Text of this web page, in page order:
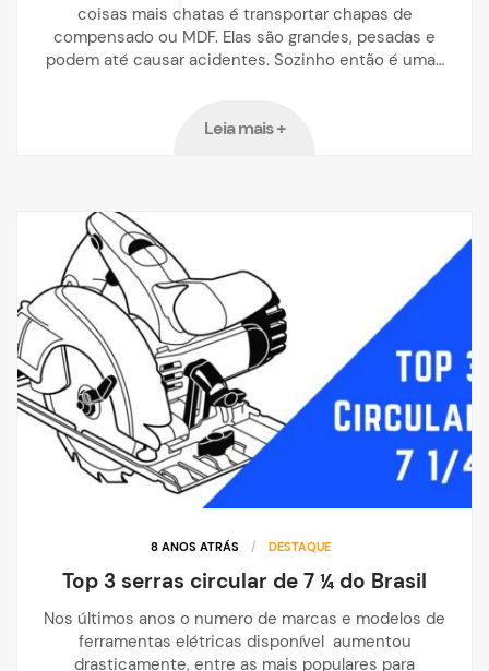
coisas mais chatas é transportar chapas de
compensado ou MDF. Elas são grandes, pesadas e
podem até causar acidentes. Sozinho então é uma…
Leia mais +
8 ANOS ATRÁS / DESTAQUE
Top 3 serras circular de 7 ¼ do Brasil
Nos últimos anos o numero de marcas e modelos de
ferramentas elétricas disponível aumentou
drasticamente, entre as mais populares para